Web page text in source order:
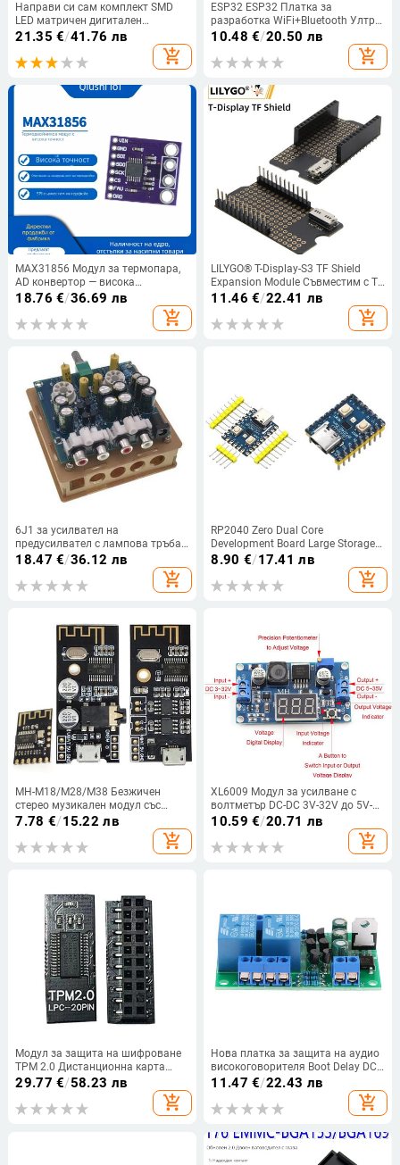
Направи си сам комплект SMD
LED матричен дигитален
комплект за производство на
часовник Комплект електронен
направи си сам часовник голям
часовник комплект направи си
21.35 €/41.76 лв
add_shopping_cart
ESP32 ESP32 Платка за
разработка WiFi+Bluetooth Ултра-
ниска консумация на енергия
Двуядрен ESP-32 ESP-32S ESP 32
Подобен ESP8266
10.48 €/20.50 лв
add_shopping_cart
MAX31856 Модул за термопара,
AD конвертор — висока
прецизност, универсална MCU
18.76 €/36.69 лв
add_shopping_cart
LILYGO® T-Display-S3 TF Shield
Expansion Module Съвместим с T-
Display-S3 Series Basic Edition
11.46 €/22.41 лв
add_shopping_cart
6J1 за усилвател на
предусилвател с лампова тръба
o Board Amplificador Pre-Amp Bile
18.47 €/36.12 лв
add_shopping_cart
RP2040 Zero Dual Core
Development Board Large Storage
High Performance Dual Core Cortex
M0+Processor PICO Board for
Raspberry Pi
8.90 €/17.41 лв
add_shopping_cart
MH-M18/M28/M38 Безжичен
стерео музикален модул със
светлинен индикатор Bluetooth
аудио модул HiFi DIY Kit MP3
декодерна платка
7.78 €/15.22 лв
add_shopping_cart
XL6009 Модул за усилване с
волтметър DC-DC 3V-32V до 5V-
35V 4A (макс.) Регулируем модул
за усилващ преобразувател
10.59 €/20.71 лв
add_shopping_cart
Модул за защита на шифроване
TPM 2.0 Дистанционна карта
Поддържа версия 2.0 12 14 18
Поддръжка на 20-1 пина Дънна
платка с различни марки
29.77 €/58.23 лв
add_shopping_cart
Нова платка за защита на аудио
високоговорителя Boot Delay DC
Protect Kit Направи си сам двоен
11.47 €/22.43 лв
add_shopping_cart